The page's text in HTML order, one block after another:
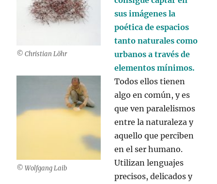
© Christian Löhr
© Wolfgang Laib
sus imágenes la
poética de espacios
tanto naturales como
urbanos a través de
elementos mínimos.
Todos ellos tienen
algo en común, y es
que ven paralelismos
entre la naturaleza y
aquello que perciben
en el ser humano.
Utilizan lenguajes
precisos, delicados y